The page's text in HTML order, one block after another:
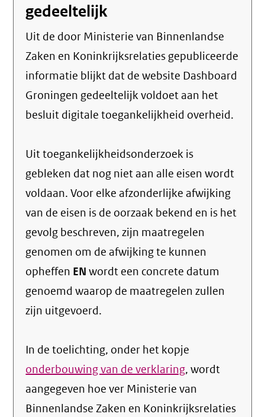
gedeeltelijk
Uit de door Ministerie van Binnenlandse
Zaken en Koninkrijksrelaties gepubliceerde
informatie blijkt dat de website Dashboard
Groningen gedeeltelijk voldoet aan het
besluit digitale toegankelijkheid overheid.
Uit toegankelijkheidsonderzoek is
gebleken dat nog niet aan alle eisen wordt
voldaan. Voor elke afzonderlijke afwijking
van de eisen is de oorzaak bekend en is het
gevolg beschreven, zijn maatregelen
genomen om de afwijking te kunnen
opheffen EN wordt een concrete datum
genoemd waarop de maatregelen zullen
zijn uitgevoerd.
In de toelichting, onder het kopje
onderbouwing van de verklaring, wordt
aangegeven hoe ver Ministerie van
Binnenlandse Zaken en Koninkrijksrelaties